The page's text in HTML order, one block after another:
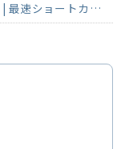
【Windows11】エクスプローラーの開き方 | 最速ショートカットで3秒起動